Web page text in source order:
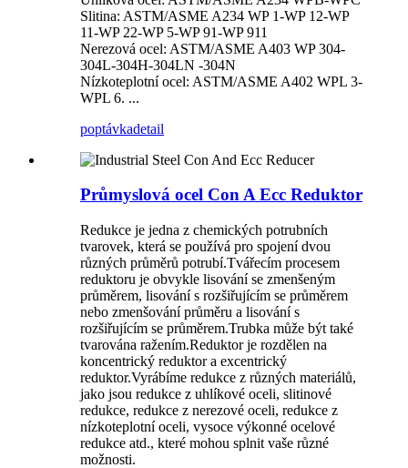
Slitina: ASTM/ASME A234 WP 1-WP 12-WP
11-WP 22-WP 5-WP 91-WP 911
Nerezová ocel: ASTM/ASME A403 WP 304-
304L-304H-304LN -304N
Nízkoteplotní ocel: ASTM/ASME A402 WPL 3-
WPL 6. ...
poptávkadetail
Průmyslová ocel Con A Ecc Reduktor
Redukce je jedna z chemických potrubních
tvarovek, která se používá pro spojení dvou
různých průměrů potrubí.Tvářecím procesem
reduktoru je obvykle lisování se zmenšeným
průměrem, lisování s rozšiřujícím se průměrem
nebo zmenšování průměru a lisování s
rozšiřujícím se průměrem.Trubka může být také
tvarována ražením.Reduktor je rozdělen na
koncentrický reduktor a excentrický
reduktor.Vyrábíme redukce z různých materiálů,
jako jsou redukce z uhlíkové oceli, slitinové
redukce, redukce z nerezové oceli, redukce z
nízkoteplotní oceli, vysoce výkonné ocelové
redukce atd., které mohou splnit vaše různé
možnosti.